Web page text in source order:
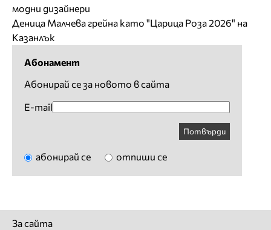
модни дизайнери
Деница Малчева грейна като "Царица Роза 2026" на
Казанлък
Абонамент
Абонирай се за новото в сайта
E-mail
Потвърди
абонирай се отпиши се
За сайта